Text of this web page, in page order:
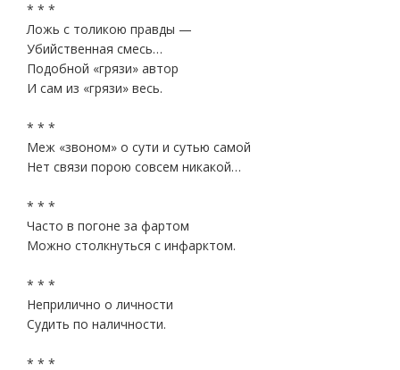
* * *
Ложь с толикою правды —
Убийственная смесь…
Подобной «грязи» автор
И сам из «грязи» весь.
* * *
Меж «звоном» о сути и сутью самой
Нет связи порою совсем никакой…
* * *
Часто в погоне за фартом
Можно столкнуться с инфарктом.
* * *
Неприлично о личности
Судить по наличности.
* * *